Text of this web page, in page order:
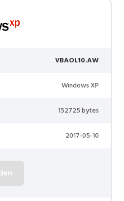
VBAOL10.AW
Windows XP
152725 bytes
2017-05-10